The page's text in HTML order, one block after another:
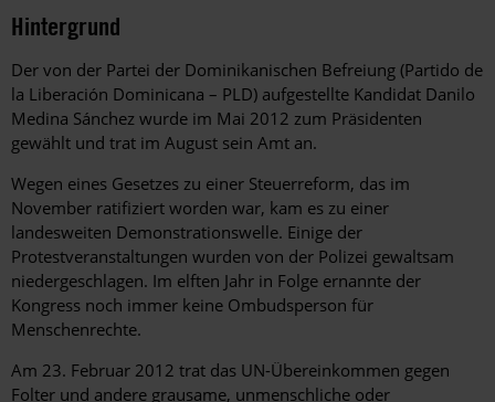
Hintergrund
Der von der Partei der Dominikanischen Befreiung (Partido de
la Liberación Dominicana – PLD) aufgestellte Kandidat Danilo
Medina Sánchez wurde im Mai 2012 zum Präsidenten
gewählt und trat im August sein Amt an.
Wegen eines Gesetzes zu einer Steuerreform, das im
November ratifiziert worden war, kam es zu einer
landesweiten Demonstrationswelle. Einige der
Protestveranstaltungen wurden von der Polizei gewaltsam
niedergeschlagen. Im elften Jahr in Folge ernannte der
Kongress noch immer keine Ombudsperson für
Menschenrechte.
Am 23. Februar 2012 trat das UN-Übereinkommen gegen
Folter und andere grausame, unmenschliche oder